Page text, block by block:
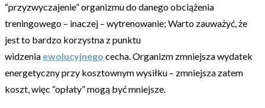
“przyzwyczajenie” organizmu do danego obciążenia
treningowego – inaczej – wytrenowanie; Warto zauważyć, że
jest to bardzo korzystna z punktu
widzenia ewolucyjnego cecha. Organizm zmniejsza wydatek
energetyczny przy kosztownym wysiłku – zmniejsza zatem
koszt, więc “opłaty” mogą być mniejsze.